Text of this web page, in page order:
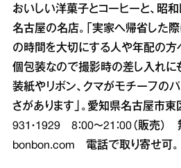
おいしい洋菓子とコーヒーと、昭
名古屋の名店。「実家へ帰省した
の時間を大切にする人や年配の方
個包装なので撮影時の差し入れに
装紙やリボン、クマがモチーフの
さがあります」。愛知県名古屋市東
931・1929 8：00～21：00（販売
bonbon.com 電話で取り寄せ可。